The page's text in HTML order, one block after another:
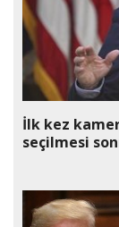
İlk kez
seçilmesi